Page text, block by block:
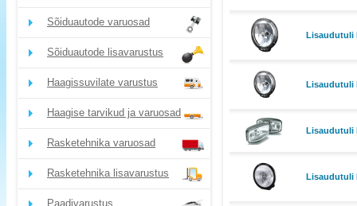
Sõiduautode varuosad
Sõiduautode lisavarustus
Haagissuvilate varustus
Haagise tarvikud ja varuosad
Rasketehnika varuosad
Rasketehnika lisavarustus
Paadivarustus
Lisaudutuli
Lisaudutuli
Lisaudutuli
Lisaudutuli